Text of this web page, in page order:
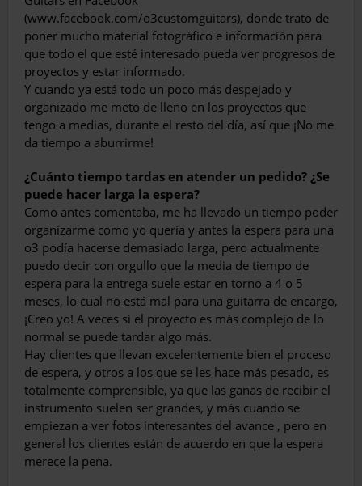
(www.facebook.com/o3customguitars), donde trato de
poner mucho material fotográfico e información para
que todo el que esté interesado pueda ver pro­gresos de
proyectos y estar informado.
Y cuando ya está todo un poco más despeja­do y
organizado me meto de lleno en los pro­yectos que
tengo a medias, durante el resto del día, así que ¡No me
da tiempo a aburrirme!
¿Cuánto tiempo tardas en atender un pedido? ¿Se
puede hacer larga la espera?
Como antes comentaba, me ha llevado un tiempo poder
organizarme como yo quería y an­tes la espera para una
o3 podía hacerse dema­siado larga, pero actualmente
puedo decir con orgullo que la media de tiempo de
espera para la entrega suele estar en torno a 4 o 5
meses, lo cual no está mal para una guitarra de encargo,
¡Creo yo! A veces si el proyecto es más complejo de lo
normal se puede tardar algo más.
Hay clientes que llevan excelentemente bien el proceso
de espera, y otros a los que se les hace más pesado, es
totalmente comprensi­ble, ya que las ganas de recibir el
instrumento suelen ser grandes, y más cuando se
empie­zan a ver fotos interesantes del avance , pero en
general los clientes están de acuerdo en que la espera
merece la pena.